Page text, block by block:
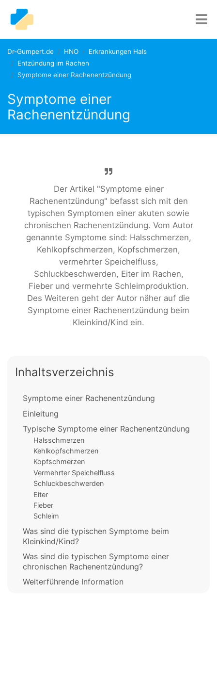
Dr-Gumpert.de HNO
Erkrankungen Hals
Entzündung im Rachen
Symptome einer Rachenentzündung
Symptome einer
Rachenentzündung
Der Artikel "Symptome einer
Rachenentzündung" befasst sich mit den
typischen Symptomen einer akuten sowie
chronischen Rachenentzündung. Vom Autor
genannte Symptome sind: Halsschmerzen,
Kehlkopfschmerzen, Kopfschmerzen,
vermehrter Speichelfluss,
Schluckbeschwerden, Eiter im Rachen,
Fieber und vermehrte Schleimproduktion.
Des Weiteren geht der Autor näher auf die
Symptome einer Rachenentzündung beim
Kleinkind/Kind ein.
Inhaltsverzeichnis
Symptome einer Rachenentzündung
Einleitung
Typische Symptome einer Rachenentzündung
Halsschmerzen
Kehlkopfschmerzen
Kopfschmerzen
Vermehrter Speichelfluss
Schluckbeschwerden
Eiter
Fieber
Schleim
Was sind die typischen Symptome beim
Kleinkind/Kind?
Was sind die typischen Symptome einer
chronischen Rachenentzündung?
Weiterführende Information